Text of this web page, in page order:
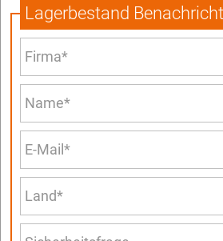
Lagerbestand